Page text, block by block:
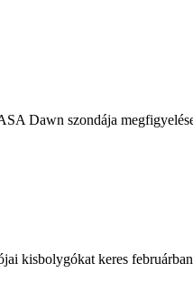
Dawn szondája
kisbolygókat keres